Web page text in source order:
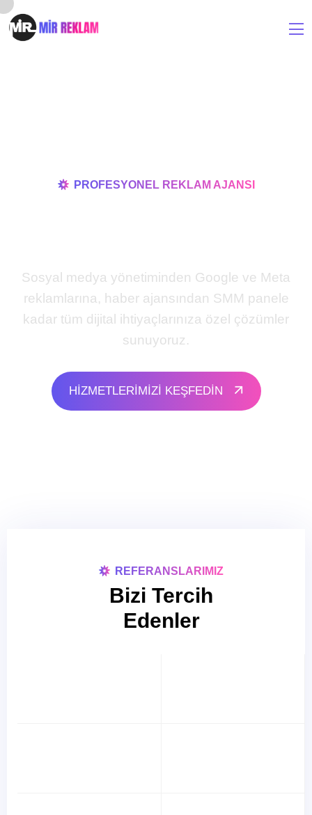
PROFESYONEL REKLAM AJANSI
Sosyal medya yönetiminden Google ve Meta
reklamlarına, haber ajansından SMM panele
kadar tüm dijital ihtiyaçlarınıza özel çözümler
sunuyoruz.
HİZMETLERİMİZİ KEŞFEDİN
REFERANSLARIMIZ
Bizi Tercih
Edenler